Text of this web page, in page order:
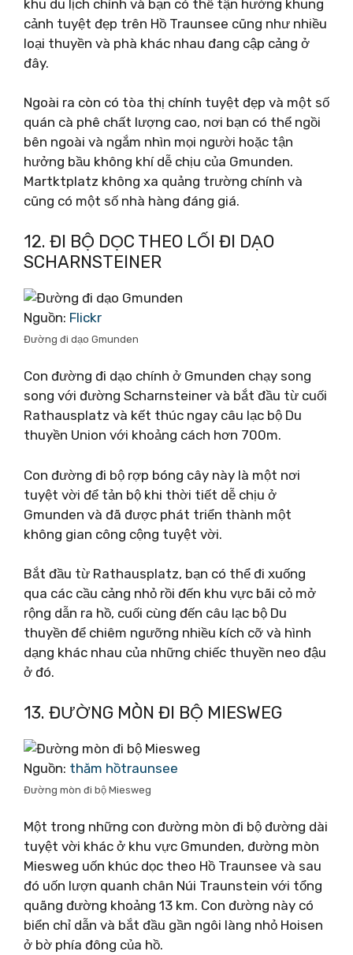
khu du lịch chính và bạn có thể tận hưởng khung
cảnh tuyệt đẹp trên Hồ Traunsee cũng như nhiều
loại thuyền và phà khác nhau đang cập cảng ở
đây.
Ngoài ra còn có tòa thị chính tuyệt đẹp và một số
quán cà phê chất lượng cao, nơi bạn có thể ngồi
bên ngoài và ngắm nhìn mọi người hoặc tận
hưởng bầu không khí dễ chịu của Gmunden.
Martktplatz không xa quảng trường chính và
cũng có một số nhà hàng đáng giá.
12. ĐI BỘ DỌC THEO LỐI ĐI DẠO
SCHARNSTEINER
Nguồn: Flickr
Đường đi dạo Gmunden
Con đường đi dạo chính ở Gmunden chạy song
song với đường Scharnsteiner và bắt đầu từ cuối
Rathausplatz và kết thúc ngay câu lạc bộ Du
thuyền Union với khoảng cách hơn 700m.
Con đường đi bộ rợp bóng cây này là một nơi
tuyệt vời để tản bộ khi thời tiết dễ chịu ở
Gmunden và đã được phát triển thành một
không gian công cộng tuyệt vời.
Bắt đầu từ Rathausplatz, bạn có thể đi xuống
qua các cầu cảng nhỏ rồi đến khu vực bãi cỏ mở
rộng dẫn ra hồ, cuối cùng đến câu lạc bộ Du
thuyền để chiêm ngưỡng nhiều kích cỡ và hình
dạng khác nhau của những chiếc thuyền neo đậu
ở đó.
13. ĐƯỜNG MÒN ĐI BỘ MIESWEG
Nguồn: thăm hồtraunsee
Đường mòn đi bộ Miesweg
Một trong những con đường mòn đi bộ đường dài
tuyệt vời khác ở khu vực Gmunden, đường mòn
Miesweg uốn khúc dọc theo Hồ Traunsee và sau
đó uốn lượn quanh chân Núi Traunstein với tổng
quãng đường khoảng 13 km. Con đường này có
biển chỉ dẫn và bắt đầu gần ngôi làng nhỏ Hoisen
ở bờ phía đông của hồ.